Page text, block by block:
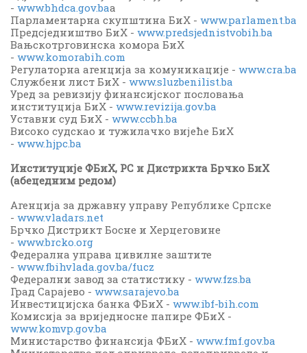
- www.bhdca.gov.baа
Парламентарна скупштина БиХ - www.parlament.ba
Предсједништво БиХ - www.predsjednistvobih.ba
Вањскотрговинска комора БиХ
- www.komorabih.com
Регулаторна агенција за комуникације - www.cra.ba
Службени лист БиХ - www.sluzbenilist.ba
Уред за ревизију финансијског пословања
институција БиХ - www.revizija.gov.ba
Уставни суд БиХ - www.ccbh.ba
Високо судскао и тужилачко вијеће БиХ
- www.hjpc.ba
Институције ФБиХ, РС и Дистрикта Брчко БиХ
(абецедним редом)
Агенција за државну управу Републике Српске
- www.vladars.net
Брчко Дистрикт Босне и Херцеговине
- www.brcko.org
Федерална управа цивилне заштите
- www.fbihvlada.gov.ba/fucz
Федерални завод за статистику - www.fzs.ba
Град Сарајево - www.sarajevo.ba
Инвестицијска банка ФБиХ - www.ibf-bih.com
Комисија за вриједносне папире ФБиХ -
www.komvp.gov.ba
Министарство финансија ФБиХ - www.fmf.gov.ba